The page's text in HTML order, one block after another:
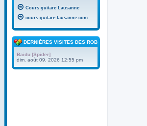
Cours guitare Lausanne
cours-guitare-lausanne.com
DERNIÈRES VISITES DES ROBOTS
Baidu [Spider]
dim. août 09, 2026 12:55 pm